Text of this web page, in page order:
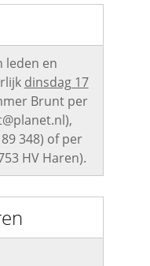
leden en
dinsdag 17
Brunt per
348) of per
HV Haren).